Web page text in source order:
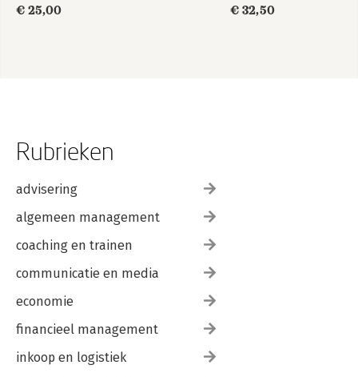
€ 25,00
€ 32,50
Rubrieken
advisering
algemeen management
coaching en trainen
communicatie en media
economie
financieel management
inkoop en logistiek